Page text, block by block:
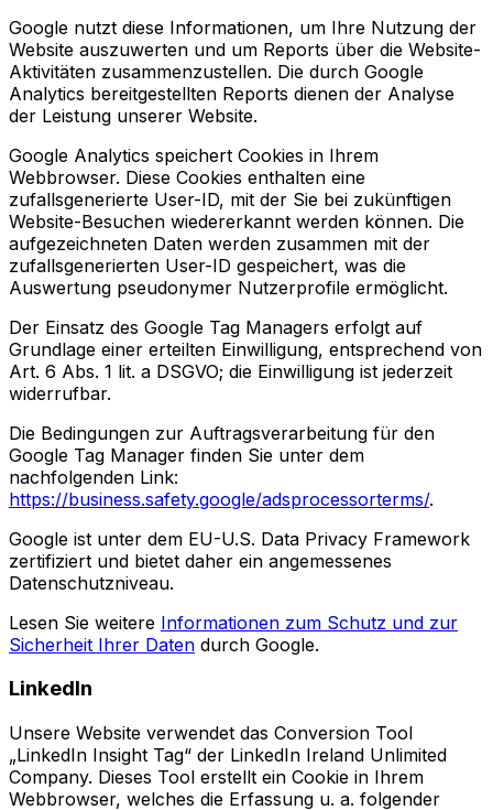
Google nutzt diese Informationen, um Ihre Nutzung der
Website auszuwerten und um Reports über die Website-
Aktivitäten zusammenzustellen. Die durch Google
Analytics bereitgestellten Reports dienen der Analyse
der Leistung unserer Website.
Google Analytics speichert Cookies in Ihrem
Webbrowser. Diese Cookies enthalten eine
zufallsgenerierte User-ID, mit der Sie bei zukünftigen
Website-Besuchen wiedererkannt werden können. Die
aufgezeichneten Daten werden zusammen mit der
zufallsgenerierten User-ID gespeichert, was die
Auswertung pseudonymer Nutzerprofile ermöglicht.
Der Einsatz des Google Tag Managers erfolgt auf
Grundlage einer erteilten Einwilligung, entsprechend von
Art. 6 Abs. 1 lit. a DSGVO; die Einwilligung ist jederzeit
widerrufbar.
Die Bedingungen zur Auftragsverarbeitung für den
Google Tag Manager finden Sie unter dem
nachfolgenden Link:
https://business.safety.google/adsprocessorterms/.
Google ist unter dem EU-U.S. Data Privacy Framework
zertifiziert und bietet daher ein angemessenes
Datenschutzniveau.
Lesen Sie weitere Informationen zum Schutz und zur
Sicherheit Ihrer Daten durch Google.
LinkedIn
Unsere Website verwendet das Conversion Tool
„LinkedIn Insight Tag“ der LinkedIn Ireland Unlimited
Company. Dieses Tool erstellt ein Cookie in Ihrem
Webbrowser, welches die Erfassung u. a. folgender